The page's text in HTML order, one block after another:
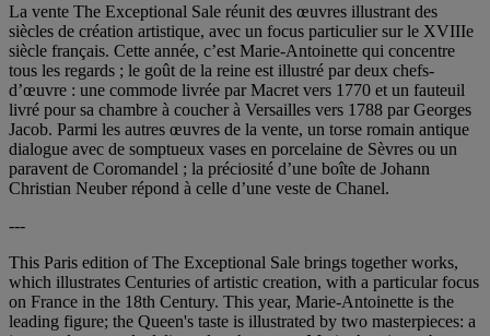
La vente The Exceptional Sale réunit des œuvres illustrant des
siècles de création artistique, avec un focus particulier sur le XVIIIe
siècle français. Cette année, c’est Marie-Antoinette qui concentre
tous les regards ; le goût de la reine est illustré par deux chefs-
d’œuvre : une commode livrée par Macret vers 1770 et un fauteuil
livré pour sa chambre à coucher à Versailles vers 1788 par Georges
Jacob. Parmi les autres œuvres de la vente, un torse romain antique
dialogue avec de somptueux vases en porcelaine de Sèvres ou un
paravent de Coromandel ; la préciosité d’une boîte de Johann
Christian Neuber répond à celle d’une veste de Chanel.
---
This Paris edition of The Exceptional Sale brings together works,
which illustrates Centuries of artistic creation, with a particular focus
on France in the 18th Century. This year, Marie-Antoinette is the
leading figure; the Queen's taste is illustrated by two masterpieces: a